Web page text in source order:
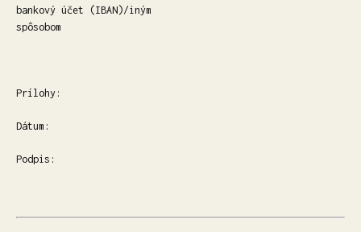
bankový účet (IBAN)/iným
spôsobom
Prílohy:
Dátum:
Podpis: